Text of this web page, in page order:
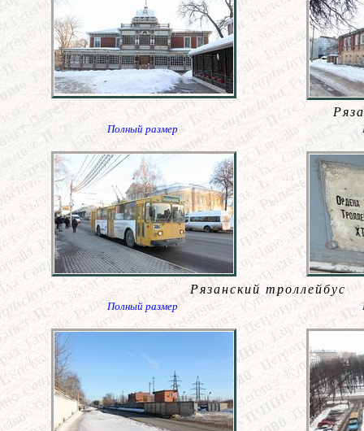
Полный размер
Рязанский троллейбус
Полный размер